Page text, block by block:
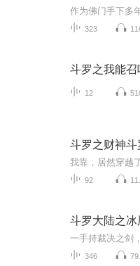
323
斗罗之我能召
12
斗罗之财神
92
斗罗大陆之
346